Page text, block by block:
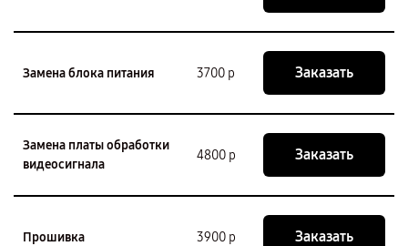
Замена блока питания 3700 р Заказать
Замена платы обработки
видеосигнала
4800 р Заказать
Прошивка 3900 р Заказать